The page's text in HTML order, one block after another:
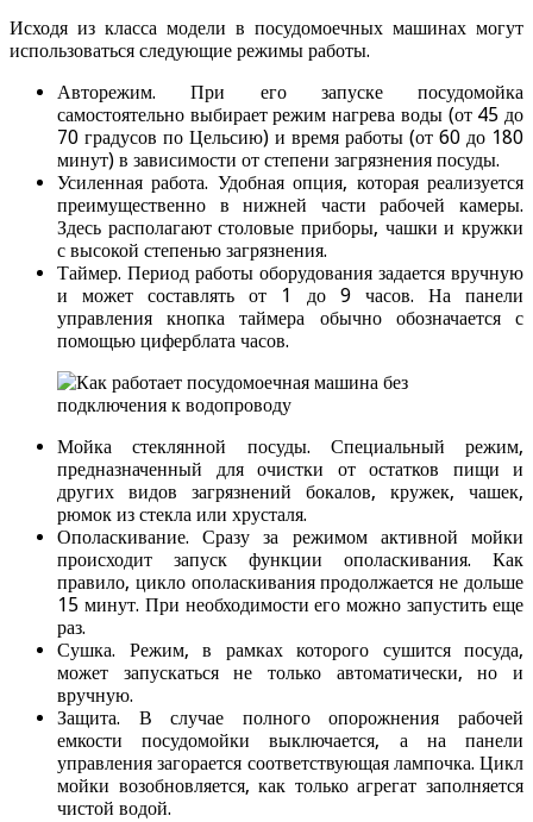
Исходя из класса модели в посудомоечных машинах могут
использоваться следующие режимы работы.
Авторежим. При его запуске посудомойка
самостоятельно выбирает режим нагрева воды (от 45 до
70 градусов по Цельсию) и время работы (от 60 до 180
минут) в зависимости от степени загрязнения посуды.
Усиленная работа. Удобная опция, которая реализуется
преимущественно в нижней части рабочей камеры.
Здесь располагают столовые приборы, чашки и кружки
с высокой степенью загрязнения.
Таймер. Период работы оборудования задается вручную
и может составлять от 1 до 9 часов. На панели
управления кнопка таймера обычно обозначается с
помощью циферблата часов.
Мойка стеклянной посуды. Специальный режим,
предназначенный для очистки от остатков пищи и
других видов загрязнений бокалов, кружек, чашек,
рюмок из стекла или хрусталя.
Ополаскивание. Сразу за режимом активной мойки
происходит запуск функции ополаскивания. Как
правило, цикло ополаскивания продолжается не дольше
15 минут. При необходимости его можно запустить еще
раз.
Сушка. Режим, в рамках которого сушится посуда,
может запускаться не только автоматически, но и
вручную.
Защита. В случае полного опорожнения рабочей
емкости посудомойки выключается, а на панели
управления загорается соответствующая лампочка. Цикл
мойки возобновляется, как только агрегат заполняется
чистой водой.